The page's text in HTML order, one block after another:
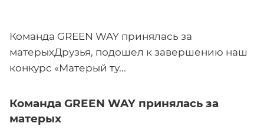
Команда GREEN WAY принялась за
матерыхДрузья, подошел к завершению наш
конкурс «Матерый ту...
Команда GREEN WAY принялась за
матерых